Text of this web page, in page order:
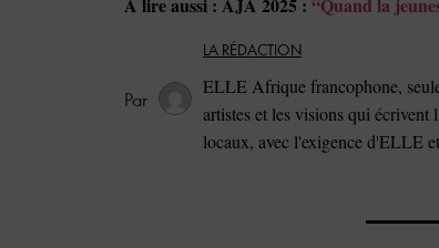
LA RÉDACTION
ELLE Afrique francophone,
artistes et les visions qui
locaux, avec l'exigence d'ELLE